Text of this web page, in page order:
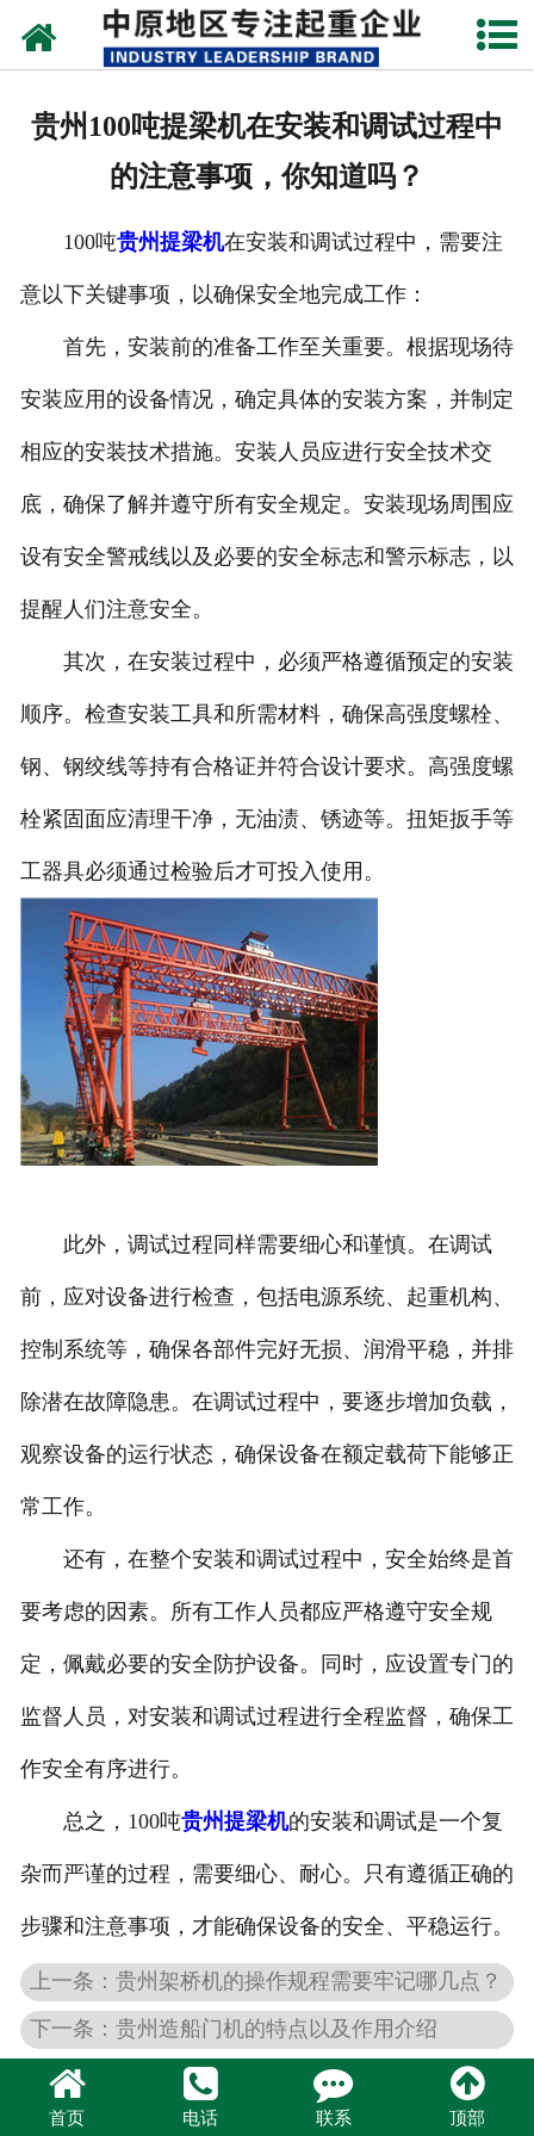
网站首页
企业视频
成功案例
联系我们
贵州100吨提梁机在安装和调试过程中
的注意事项，你知道吗？
100吨贵州提梁机在安装和调试过程中，需要注
意以下关键事项，以确保安全地完成工作：
首先，安装前的准备工作至关重要。根据现场待
安装应用的设备情况，确定具体的安装方案，并制定
相应的安装技术措施。安装人员应进行安全技术交
底，确保了解并遵守所有安全规定。安装现场周围应
设有安全警戒线以及必要的安全标志和警示标志，以
提醒人们注意安全。
其次，在安装过程中，必须严格遵循预定的安装
顺序。检查安装工具和所需材料，确保高强度螺栓、
钢、钢绞线等持有合格证并符合设计要求。高强度螺
栓紧固面应清理干净，无油渍、锈迹等。扭矩扳手等
工器具必须通过检验后才可投入使用。
此外，调试过程同样需要细心和谨慎。在调试
前，应对设备进行检查，包括电源系统、起重机构、
控制系统等，确保各部件完好无损、润滑平稳，并排
除潜在故障隐患。在调试过程中，要逐步增加负载，
观察设备的运行状态，确保设备在额定载荷下能够正
常工作。
还有，在整个安装和调试过程中，安全始终是首
要考虑的因素。所有工作人员都应严格遵守安全规
定，佩戴必要的安全防护设备。同时，应设置专门的
监督人员，对安装和调试过程进行全程监督，确保工
作安全有序进行。
总之，100吨贵州提梁机的安装和调试是一个复
杂而严谨的过程，需要细心、耐心。只有遵循正确的
步骤和注意事项，才能确保设备的安全、平稳运行。
上一条：贵州架桥机的操作规程需要牢记哪几点？
下一条：贵州造船门机的特点以及作用介绍
首页 电话 联系 顶部